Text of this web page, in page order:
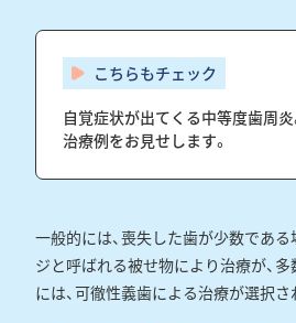
自覚症状が出てくる中等度歯周
治療例をお見せします。
一般的には、喪失した歯が少数である
ジと呼ばれる被せ物により治療が、
には、可徹性義歯による治療が選択さ